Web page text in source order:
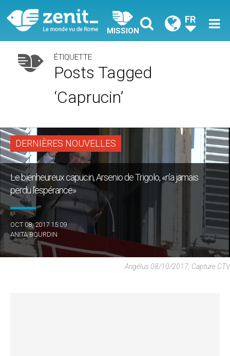
MISSION
FR
ÉTIQUETTE
Posts Tagged
‘caprucin’
DERNIÈRES NOUVELLES
Le bienheureux capucin, Arsenio de Trigolo, «n’a jamais
perdu l’espérance»
OCT 08, 2017 15:09
ANITA BOURDIN
Angélus 08/10/2017, Capture CTV